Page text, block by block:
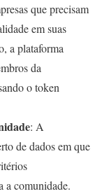
que precisam
em suas
a plataforma
da
o token
: A
de dados em que
a comunidade.